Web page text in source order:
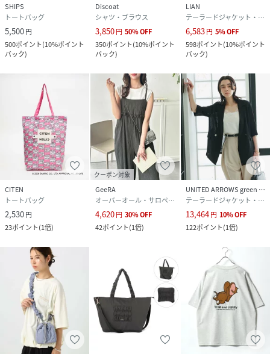
SHIPS
トートバッグ
5,500円
500ポイント(10%ポイント
バック)
Discoat
シャツ・ブラウス
3,850円 50%OFF
350ポイント(10%ポイント
バック)
LIAN
テーラードジャケット・ブレザー
6,583円 5%OFF
598ポイント(10%ポイント
バック)
CITEN
トートバッグ
2,530円
23ポイント(1倍)
クーポン対象
GeeRA
オーバーオール・サロペット
4,620円 30%OFF
42ポイント(1倍)
UNITED ARROWS green label relaxing
テーラードジャケット・ブレザー
13,464円 10%OFF
122ポイント(1倍)